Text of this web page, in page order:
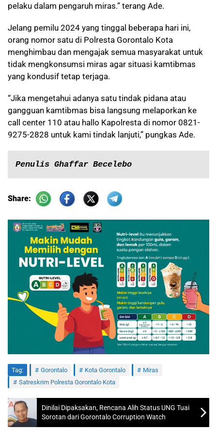
pelaku dalam pengaruh miras.” terang Ade.
Jelang pemilu 2024 yang tinggal beberapa hari ini,
orang nomor satu di Polresta Gorontalo Kota
menghimbau dan mengajak semua masyarakat untuk
tidak mengkonsumsi miras agar situasi kamtibmas
yang kondusif tetap terjaga.
“Jika mengetahui adanya satu tindak pidana atau
gangguan kamtibmas bisa langsung melaporkan ke
call center 110 atau hallo Kapolresta di nomor 0821-
9275-2828 untuk kami tindak lanjuti,” pungkas Ade.
Penulis Ghaffar Becelebo
Share:
Tag: Gorontalo Kota Gorontalo
Miras
Satreskrim Polresta Gorontalo Kota
Dinilai Dipaksakan, Rencana Alih Status UNG Tuai
Sorotan dari Gorontalo Corruption Watch